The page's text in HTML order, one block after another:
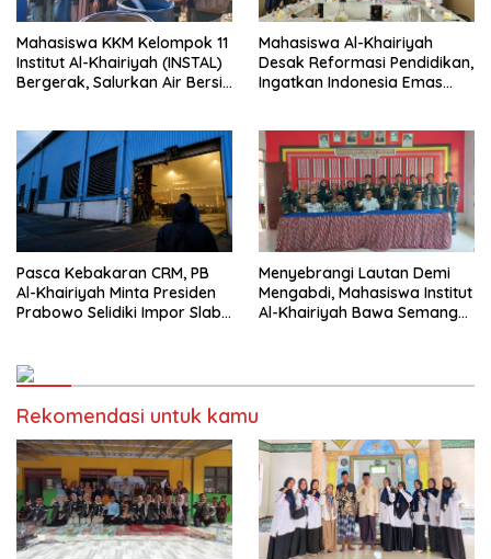
Mahasiswa KKM Kelompok 11
Institut Al-Khairiyah (INSTAL)
Bergerak, Salurkan Air Bersih
Mahasiswa Al-Khairiyah
Desak Reformasi Pendidikan,
Ingatkan Indonesia Emas
Pasca Kebakaran CRM, PB
Al-Khairiyah Minta Presiden
Prabowo Selidiki Impor Slab
Menyebrangi Lautan Demi
Mengabdi, Mahasiswa Institut
Al-Khairiyah Bawa Semangat
Rekomendasi untuk kamu